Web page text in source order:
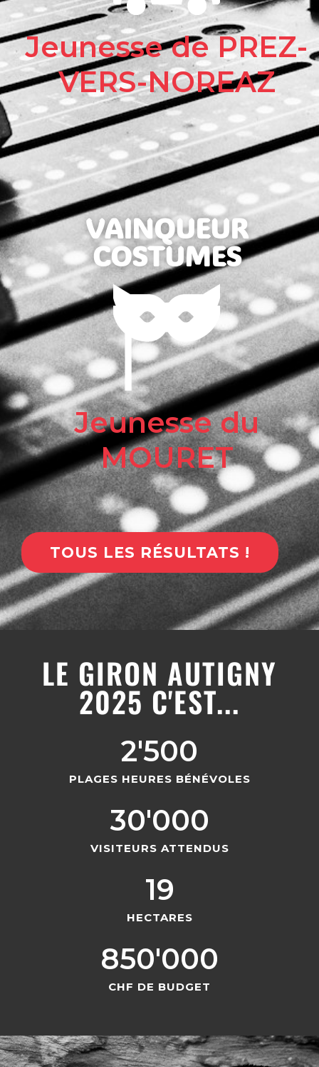
Jeunesse de PREZ-
VERS-NOREAZ
VAINQUEUR
COSTUMES
Jeunesse du
MOURET
TOUS LES RÉSULTATS !
LE GIRON AUTIGNY
2025 C'EST...
PLAGES HEURES BÉNÉVOLES
2'500
VISITEURS ATTENDUS​
30'000
HECTARES
19
CHF DE BUDGET​
850'000